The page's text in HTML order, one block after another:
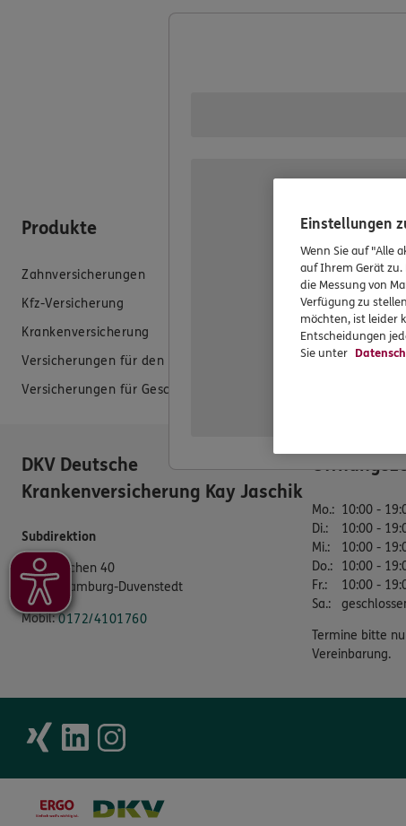
Produkte
Zahnversicherungen
Kfz-Versicherung
Krankenversicherung
Versicherungen für den privaten Bedarf
Versicherungen für Geschäftskunden
Hilfe &
E-Mail
Schaden
EU-
DKV Deutsche
Krankenversicherung Kay Jaschik
Subdirektion
Hoopwischen 40
22397 Hamburg-Duvenstedt
Mobil: 0172/4101760
Mo.: 10:00 -
Di.:
10:00 -
Mi.:
10:00 -
Do.:
10:00 -
Fr.:
10:00 -
Sa.:
Termine bitte
Vereinbarung.
Einstellungen
Wenn Sie auf "Alle
auf Ihrem Gerät zu.
die Messung von
Verfügung zu
möchten, ist leider
Entscheidungen
Sie unter